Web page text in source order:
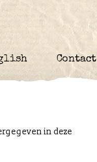
Contact
in deze